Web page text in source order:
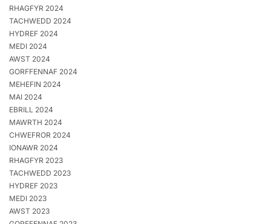
RHAGFYR 2024
TACHWEDD 2024
HYDREF 2024
MEDI 2024
AWST 2024
GORFFENNAF 2024
MEHEFIN 2024
MAI 2024
EBRILL 2024
MAWRTH 2024
CHWEFROR 2024
IONAWR 2024
RHAGFYR 2023
TACHWEDD 2023
HYDREF 2023
MEDI 2023
AWST 2023